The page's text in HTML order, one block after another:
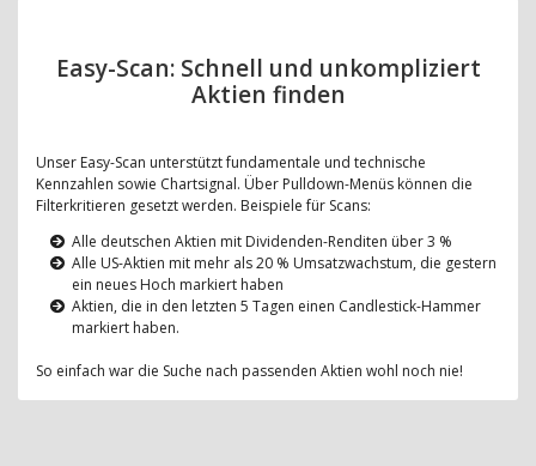
Easy-Scan: Schnell und unkompliziert
Aktien finden
Unser Easy-Scan unterstützt fundamentale und technische
Kennzahlen sowie Chartsignal. Über Pulldown-Menüs können die
Filterkritieren gesetzt werden. Beispiele für Scans:
Alle deutschen Aktien mit Dividenden-Renditen über 3 %
Alle US-Aktien mit mehr als 20 % Umsatzwachstum, die gestern
ein neues Hoch markiert haben
Aktien, die in den letzten 5 Tagen einen Candlestick-Hammer
markiert haben.
So einfach war die Suche nach passenden Aktien wohl noch nie!